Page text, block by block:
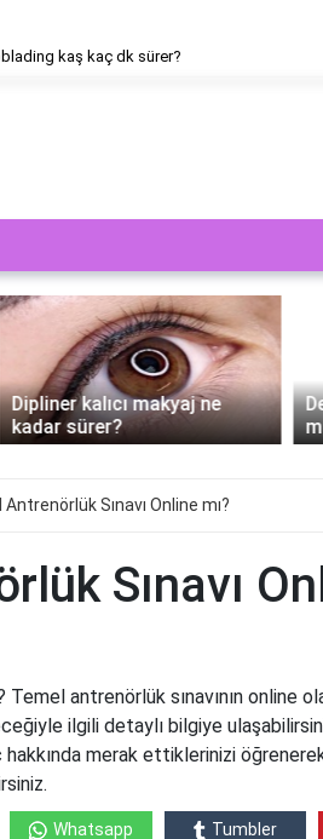
kaş kaç dk sürer?
Dipliner kalıcı makyaj ne
kadar sürer?
Sınavı Online mı?
Sınavı
Temel antrenörlük sınavının online
ilgili detaylı bilgiye
hakkında merak ettiklerinizi
Whatsapp Tumbler